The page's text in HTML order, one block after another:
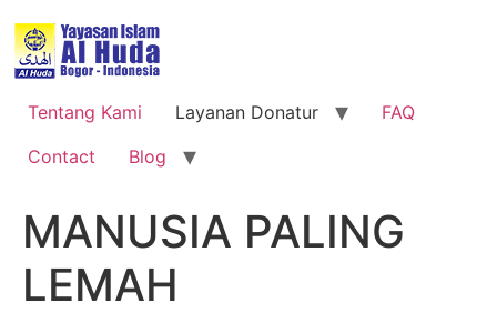
Tentang Kami Layanan Donatur
FAQ
Contact
Blog
MANUSIA PALING
LEMAH